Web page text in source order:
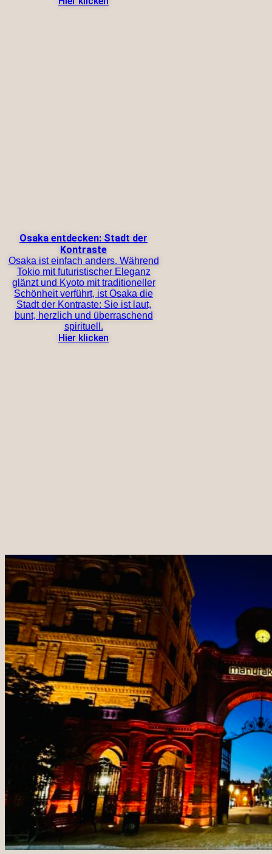
Osaka entdecken: Stadt der
Kontraste
Osaka ist einfach anders. Während
Tokio mit futuristischer Eleganz
glänzt und Kyoto mit traditioneller
Schönheit verführt, ist Osaka die
Stadt der Kontraste: Sie ist laut,
bunt, herzlich und überraschend
spirituell.
Hier klicken